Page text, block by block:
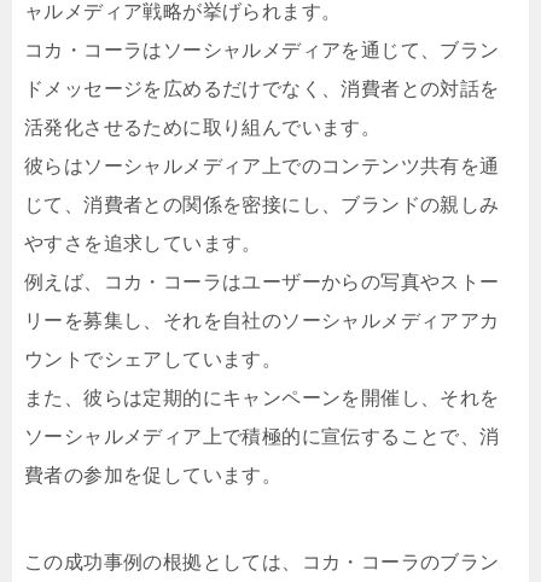
ャルメディア戦略が挙げられます。
コカ・コーラはソーシャルメディアを通じて、ブラン
ドメッセージを広めるだけでなく、消費者との対話を
活発化させるために取り組んでいます。
彼らはソーシャルメディア上でのコンテンツ共有を通
じて、消費者との関係を密接にし、ブランドの親しみ
やすさを追求しています。
例えば、コカ・コーラはユーザーからの写真やストー
リーを募集し、それを自社のソーシャルメディアアカ
ウントでシェアしています。
また、彼らは定期的にキャンペーンを開催し、それを
ソーシャルメディア上で積極的に宣伝することで、消
費者の参加を促しています。
この成功事例の根拠としては、コカ・コーラのブラン